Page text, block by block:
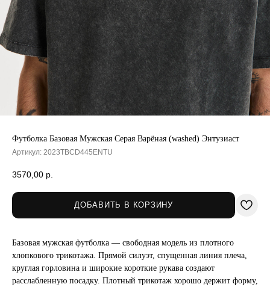
Футболка Базовая Мужская Серая Варёная (washed) Энтузиаст
Артикул: 2023TBCD445ENTU
3570,00 р.
ДОБАВИТЬ В КОРЗИНУ
Базовая мужская футболка — свободная модель из плотного
хлопкового трикотажа. Прямой силуэт, спущенная линия плеча,
круглая горловина и широкие короткие рукава создают
расслабленную посадку. Плотный трикотаж хорошо держит форму,